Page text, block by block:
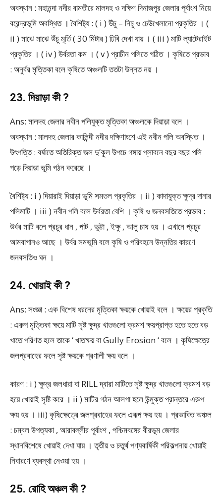
অবস্থান : মহানন্দা নদীর বামতীরে মালদহ ও দক্ষিণ দিনাজপুর জেলার পূর্বাংশ নিয়ে
বরেন্দ্রভূমি অবস্থিত । বৈশিষ্ট্য : ( i ) উঁচু – নিচু ও ঢেউখেলানো প্রকৃতির । (
ii ) মাঝে মাঝে উঁচু মূর্তি ( 30 মিটার ) ঢিবি দেখা যায় । ( iii ) মাটি ল্যাটেরাইট
প্রকৃতির । ( iv ) উর্বরতা কম । ( v ) প্রাচীন পলিতে গঠিত । কৃষিতে প্রভাব
: অনুর্বর মৃত্তিকা বলে কৃষিতে অঞ্চলটি ততটা উন্নত নয় ।
23. দিয়াড়া কী ?
Ans: মালদহ জেলার নবীন পলিযুক্ত মৃত্তিকা অঞ্চলকে দিয়াড়া বলে ।
অবস্থান : মালদহ জেলার কালিন্দী নদীর দক্ষিণাংশে এই নবীন পলি অবস্থিত ।
উৎপত্তি : বর্ষাতে অতিরিক্ত জল দু’কূল উপচে গঙ্গায় প্লাবনে বছর বছর পলি
পড়ে দিয়াড়া ভূমি গঠন করেছে ।
বৈশিষ্ট্য : i ) দিয়ারাই দিয়াড়া ভূমি সমতল প্রকৃতির । ii ) কাদাযুক্ত ক্ষুদ্র দানার
পলিমাটি । iii ) নবীন পলি বলে উর্বরতা বেশি । কৃষি ও জনবসতিতে প্রভাব :
উর্বর মাটি বলে প্রচুর ধান , পাট , ভুট্টা , ইক্ষু , আলু চাষ হয় । এখানে প্রচুর
আমবাগানও আছে । উর্বর সমভূমি বলে কৃষি ও পরিবহনে উন্নতির কারণে
জনবসতিও ঘন ।
24. খোয়াই কী ?
Ans: সংজ্ঞা : এক বিশেষ ধরনের মৃত্তিকা ক্ষয়কে খোয়াই বলে । ক্ষয়ের প্রকৃতি
: এরুপ মৃত্তিকা ক্ষয়ে মাটি সৃষ্ট ক্ষুদ্র খাতগুলো ক্রমশ ক্ষয়প্রাপ্ত হতে হতে বড়
খাতে পরিণত হলে তাকে ‘ খাতক্ষয় বা Gully Erosion ‘ বলে । কৃষিক্ষেত্রে
জলপ্রবাহের ফলে সৃষ্ট ক্ষয়কে প্রণালী ক্ষয় বলে ।
কারণ : i ) ক্ষুদ্র জলধারা বা RILL দ্বারা মাটিতে সৃষ্ট ক্ষুদ্র খাতগুলো ক্রমশ বড়
হয়ে খোয়াই সৃষ্টি করে । ii ) মাটির গঠন আলগা হলে উন্মুক্ত প্রান্তরে এরুপ
ক্ষয় হয় । iii) কৃষিক্ষেত্রে জলপ্রবাহের ফলে এরূপ ক্ষয় হয় । প্রভাবিত অঞ্চল
: চম্বল উপত্যকা , আরাবল্লীর পূর্বাংশ , পশ্চিমবঙ্গের বীরভূম জেলার
স্থানবিশেষে খোয়াই দেখা যায় । তৃতীয় ও চতুর্থ পণ্যবার্ষিকী পরিকল্পনায় খোয়াই
নিবারণে ব্যবস্থা নেওয়া হয় ।
25. রোহি অঞ্চল কী ?